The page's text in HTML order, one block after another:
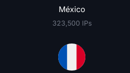
México
323,500 IPs